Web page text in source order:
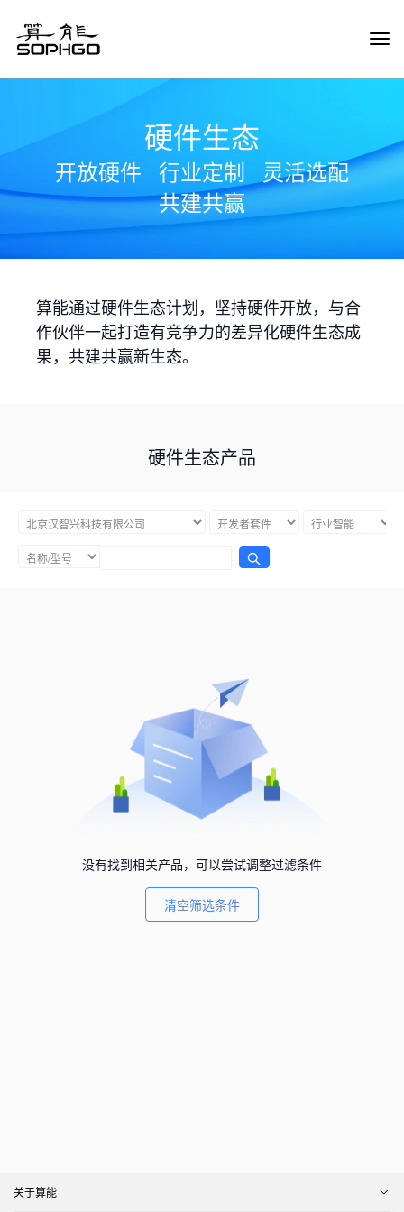
硬件生态
开放硬件 行业定制
灵活选配
共建共赢
算能通过硬件生态计划，坚持硬件开放，与合
作伙伴一起打造有竞争力的差异化硬件生态成
果，共建共赢新生态。
硬件生态产品
没有找到相关产品，可以尝试调整过滤条件
清空筛选条件
关于算能